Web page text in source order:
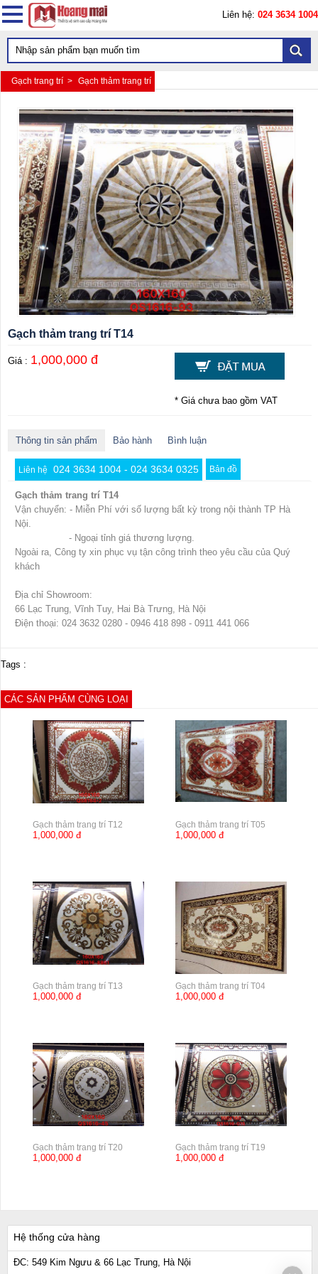
Liên hệ: 024 3634 1004
Gạch trang trí > Gạch thảm trang trí
Gạch thảm trang trí T14
Giá : 1,000,000 đ
* Giá chưa bao gồm VAT
Thông tin sản phẩm Bảo hành Bình luận
Liên hệ 024 3634 1004 - 024 3634 0325 Bản đồ
Gạch thảm trang trí T14
Vận chuyển: - Miễn Phí với số lượng bất kỳ trong nội thành TP Hà
Nội.
- Ngoại tỉnh giá thương lượng.
Ngoài ra, Công ty xin phục vụ tận công trình theo yêu cầu của Quý
khách
Địa chỉ Showroom:
66 Lạc Trung, Vĩnh Tuy, Hai Bà Trưng, Hà Nội
Điện thoại: 024 3632 0280 - 0946 418 898 - 0911 441 066
Tags :
CÁC SẢN PHẨM CÙNG LOẠI
Gạch thảm trang trí T12
1,000,000 đ
Gạch thảm trang trí T05
1,000,000 đ
Gạch thảm trang trí T13
1,000,000 đ
Gạch thảm trang trí T04
1,000,000 đ
Gạch thảm trang trí T20
1,000,000 đ
Gạch thảm trang trí T19
1,000,000 đ
Hệ thống cửa hàng
ĐC: 549 Kim Ngưu & 66 Lạc Trung, Hà Nội